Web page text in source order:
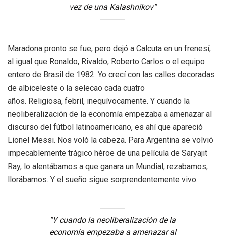
vez de una Kalashnikov“
Maradona pronto se fue, pero dejó a Calcuta en un frenesí,
al igual que Ronaldo, Rivaldo, Roberto Carlos o el equipo
entero de Brasil de 1982. Yo crecí con las calles decoradas
de albiceleste o la selecao cada cuatro
años. Religiosa, febril, inequívocamente. Y cuando la
neoliberalización de la economía empezaba a amenazar al
discurso del fútbol latinoamericano, es ahí que apareció
Lionel Messi. Nos voló la cabeza. Para Argentina se volvió
impecablemente trágico héroe de una película de Saryajit
Ray, lo alentábamos a que ganara un Mundial, rezabamos,
llorábamos. Y el sueño sigue sorprendentemente vivo.
“Y cuando la neoliberalización de la
economía empezaba a amenazar al